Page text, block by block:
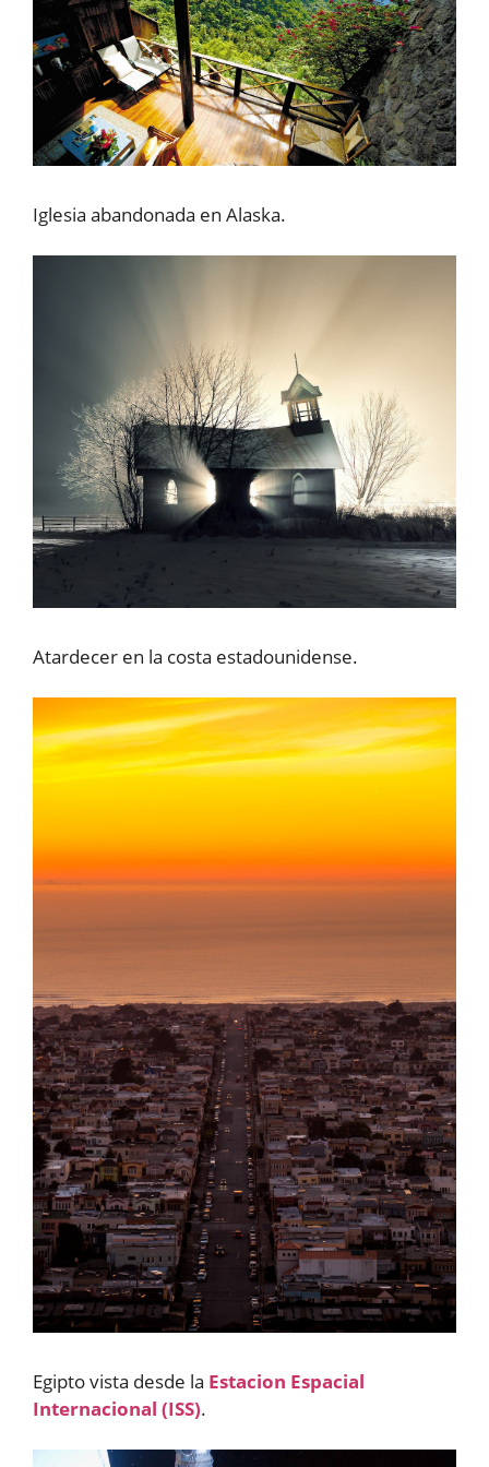
Iglesia abandonada en Alaska.
Atardecer en la costa estadounidense.
Egipto vista desde la Estacion Espacial
Internacional (ISS).